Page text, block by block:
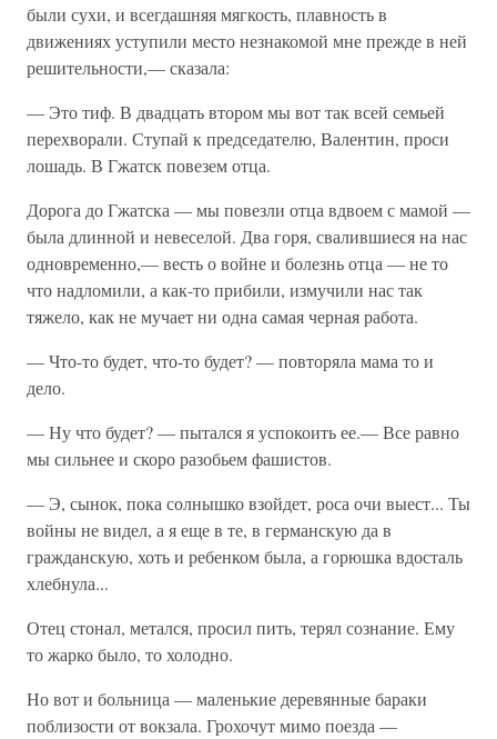
были сухи, и всегдашняя мягкость, плавность в
движениях уступили место незнакомой мне прежде в ней
решительности,— сказала:
— Это тиф. В двадцать втором мы вот так всей семьей
перехворали. Ступай к председателю, Валентин, проси
лошадь. В Гжатск повезем отца.
Дорога до Гжатска — мы повезли отца вдвоем с мамой —
была длинной и невеселой. Два горя, свалившиеся на нас
одновременно,— весть о войне и болезнь отца — не то
что надломили, а как-то прибили, измучили нас так
тяжело, как не мучает ни одна самая черная работа.
— Что-то будет, что-то будет? — повторяла мама то и
дело.
— Ну что будет? — пытался я успокоить ее.— Все равно
мы сильнее и скоро разобьем фашистов.
— Э, сынок, пока солнышко взойдет, роса очи выест... Ты
войны не видел, а я еще в те, в германскую да в
гражданскую, хоть и ребенком была, а горюшка вдосталь
хлебнула...
Отец стонал, метался, просил пить, терял созна­ние. Ему
то жарко было, то холодно.
Но вот и больница — маленькие деревянные бараки
поблизости от вокзала. Грохочут мимо поезда —